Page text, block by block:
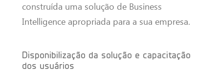
construída uma solução de Business
Intelligence apropriada para a sua empresa.
Disponibilização da solução e capacitação
dos usuários